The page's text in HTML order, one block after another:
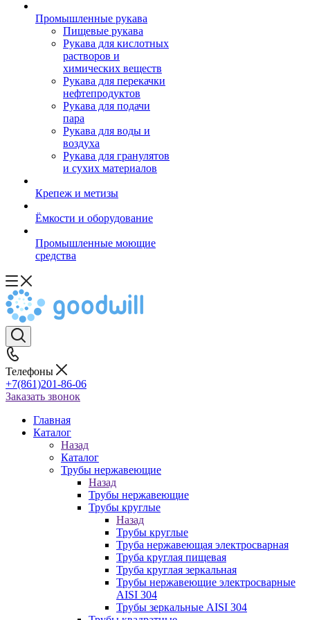
Промышленные рукава
Пищевые рукава
Рукава для кислотных
растворов и
химических веществ
Рукава для перекачки
нефтепродуктов
Рукава для подачи
пара
Рукава для воды и
воздуха
Рукава для гранулятов
и сухих материалов
Крепеж и метизы
Ёмкости и оборудование
Промышленные моющие
средства
Телефоны
+7(861)201-86-06
Заказать звонок
Главная
Каталог
Назад
Каталог
Трубы нержавеющие
Назад
Трубы нержавеющие
Трубы круглые
Назад
Трубы круглые
Труба нержавеющая электросварная
Труба круглая пищевая
Труба круглая зеркальная
Трубы нержавеющие электросварные
AISI 304
Трубы зеркальные AISI 304